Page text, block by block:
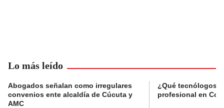
Lo más leído
Abogados señalan como irregulares
convenios ente alcaldía de Cúcuta y
AMC
¿Qué tecnólogos
profesional en